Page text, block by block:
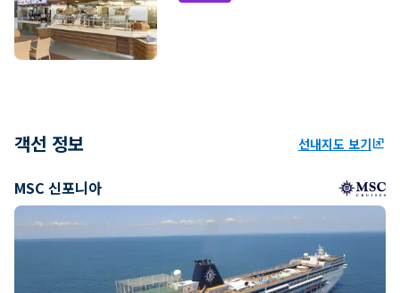
객선 정보 선내지도 보기ungroup
MSC 신포니아